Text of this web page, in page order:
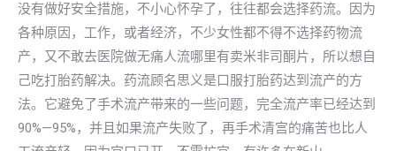
没有做好安全措施，不小心怀孕了，往往都会选择药流。因为
各种原因，工作，或者经济，不少女性都不得不选择药物流
产，又不敢去医院做无痛人流哪里有卖米非司酮片，所以想自
己吃打胎药解决。药流顾名思义是口服打胎药达到流产的方
法。它避免了手术流产带来的一些问题，完全流产率已经达到
90%—95%，并且如果流产失败了，再手术清宫的痛苦也比人